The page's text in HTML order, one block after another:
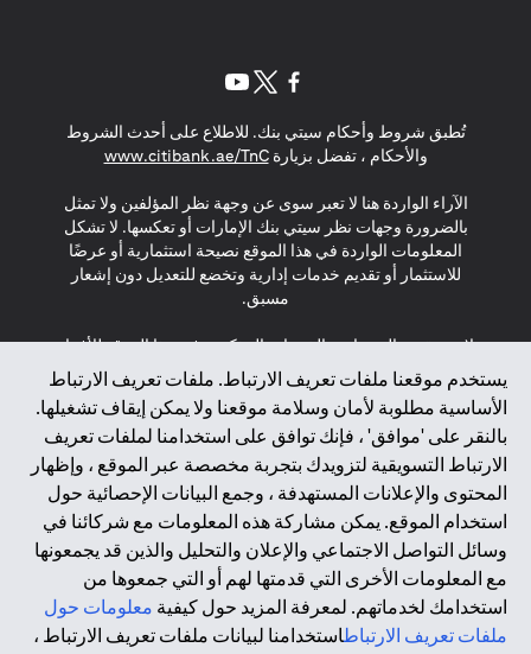
يستخدم موقعنا ملفات تعريف الارتباط. ملفات تعريف الارتباط
الأساسية مطلوبة لأمان وسلامة موقعنا ولا يمكن إيقاف تشغيلها.
بالنقر على 'موافق' ، فإنك توافق على استخدامنا لملفات تعريف
الارتباط التسويقية لتزويدك بتجربة مخصصة عبر الموقع ، وإظهار
المحتوى والإعلانات المستهدفة ، وجمع البيانات الإحصائية حول
استخدام الموقع. يمكن مشاركة هذه المعلومات مع شركائنا في
وسائل التواصل الاجتماعي والإعلان والتحليل والذين قد يجمعونها
مع المعلومات الأخرى التي قدمتها لهم أو التي جمعوها من
استخدامك لخدماتهم. لمعرفة المزيد حول كيفية معلومات حول
ملفات تعريف الارتباطاستخدامنا لبيانات ملفات تعريف الارتباط ،
تُطبق شروط وأحكام سيتي بنك. للاطلاع على أحدث الشروط
والأحكام ، تفضل بزيارةwww.citibank.ae/TnC
(opens in a new tab)
الآراء الواردة هنا لا تعبر سوى عن وجهة نظر المؤلفين ولا تمثل
بالضرورة وجهات نظر سيتي بنك الإمارات أو تعكسها. لا تشكل
المعلومات الواردة في هذا الموقع نصيحة استثمارية أو عرضًا
للاستثمار أو تقديم خدمات إدارية وتخضع للتعديل دون إشعار
مسبق.
لا يتم تقديم المنتجات والخدمات المذكورة في هذا الموقع للأفراد
المقيمين في الاتحاد الأوروبي أو المنطقة الاقتصادية الأوروبية أو
سويسرا أو غيرنسي أو جيرسي أو موناكو أو سان مارينو أو
الفاتيكان أو جزيرة مان أو المملكة المتحدة أو خصوصية البيانات
(لائحة حماية البيانات العامة \ قانون حماية البيانات الشخصية
العامة \ قانون خصوصية نيوزيلندا). المحتوى الموجود في هذه
الصفحة ليس ولا ينبغي تفسيره على أنه عرض أو دعوة أو دعوة
لشراء أو بيع أي من المنتجات والخدمات المذكورة هنا لمثل هؤلاء
الأفراد.
*GDPR – اللائحة العامة لحماية البيانات؛ * LGPD – Lei Geral de
Proteção de Dados Pessoais ; *NZPA – قانون الخصوصية
النيوزيلندي